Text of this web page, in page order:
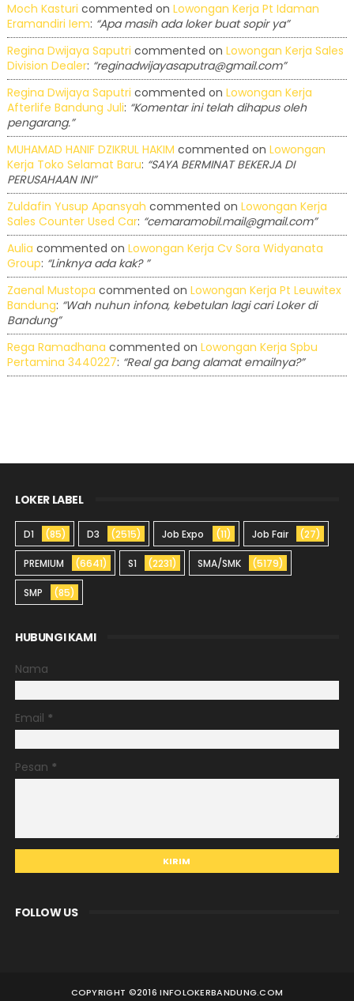
Moch Kasturi commented on Lowongan Kerja Pt Idaman
Eramandiri Iem: “Apa masih ada loker buat sopir ya”
Regina Dwijaya Saputri commented on Lowongan Kerja Sales
Division Dealer: “reginadwijayasaputra@gmail.com”
Regina Dwijaya Saputri commented on Lowongan Kerja
Afterlife Bandung Juli: “Komentar ini telah dihapus oleh
pengarang.”
MUHAMAD HANIF DZIKRUL HAKIM commented on Lowongan
Kerja Toko Selamat Baru: “SAYA BERMINAT BEKERJA DI
PERUSAHAAN INI”
Zuldafin Yusup Apansyah commented on Lowongan Kerja
Sales Counter Used Car: “cemaramobil.mail@gmail.com”
Aulia commented on Lowongan Kerja Cv Sora Widyanata
Group: “Linknya ada kak? ”
Zaenal Mustopa commented on Lowongan Kerja Pt Leuwitex
Bandung: “Wah nuhun infona, kebetulan lagi cari Loker di
Bandung”
Rega Ramadhana commented on Lowongan Kerja Spbu
Pertamina 3440227: “Real ga bang alamat emailnya?”
LOKER LABEL
D1 (85) D3 (2515) Job Expo (11) Job Fair (27)
PREMIUM (6641) S1 (2231) SMA/SMK (5179)
SMP (85)
HUBUNGI KAMI
Nama
Email *
Pesan *
FOLLOW US
COPYRIGHT ©2016 INFOLOKERBANDUNG.COM